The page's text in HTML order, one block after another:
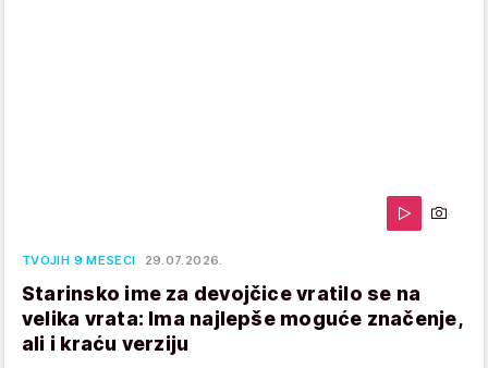
TVOJIH 9 MESECI 29.07.2026.
Starinsko ime za devojčice vratilo se na
velika vrata: Ima najlepše moguće značenje,
ali i kraću verziju